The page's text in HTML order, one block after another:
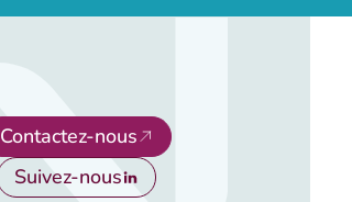
Contactez-nous
Suivez-nous